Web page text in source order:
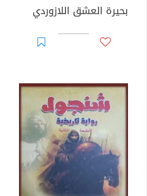
بحيرة العشق اللازوردي